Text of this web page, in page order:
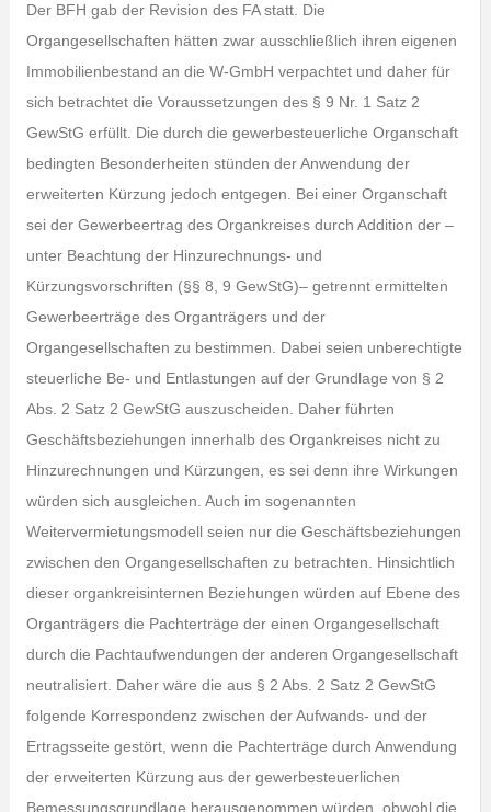
Der BFH gab der Revision des FA statt. Die
Organgesellschaften hätten zwar ausschließlich ihren eigenen
Immobilienbestand an die W-GmbH verpachtet und daher für
sich betrachtet die Voraussetzungen des § 9 Nr. 1 Satz 2
GewStG erfüllt. Die durch die gewerbesteuerliche Organschaft
bedingten Besonderheiten stünden der Anwendung der
erweiterten Kürzung jedoch entgegen. Bei einer Organschaft
sei der Gewerbeertrag des Organkreises durch Addition der –
unter Beachtung der Hinzurechnungs- und
Kürzungsvorschriften (§§ 8, 9 GewStG)– getrennt ermittelten
Gewerbeerträge des Organträgers und der
Organgesellschaften zu bestimmen. Dabei seien unberechtigte
steuerliche Be- und Entlastungen auf der Grundlage von § 2
Abs. 2 Satz 2 GewStG auszuscheiden. Daher führten
Geschäftsbeziehungen innerhalb des Organkreises nicht zu
Hinzurechnungen und Kürzungen, es sei denn ihre Wirkungen
würden sich ausgleichen. Auch im sogenannten
Weitervermietungsmodell seien nur die Geschäftsbeziehungen
zwischen den Organgesellschaften zu betrachten. Hinsichtlich
dieser organkreisinternen Beziehungen würden auf Ebene des
Organträgers die Pachterträge der einen Organgesellschaft
durch die Pachtaufwendungen der anderen Organgesellschaft
neutralisiert. Daher wäre die aus § 2 Abs. 2 Satz 2 GewStG
folgende Korrespondenz zwischen der Aufwands- und der
Ertragsseite gestört, wenn die Pachterträge durch Anwendung
der erweiterten Kürzung aus der gewerbesteuerlichen
Bemessungsgrundlage herausgenommen würden, obwohl die